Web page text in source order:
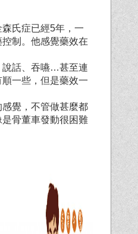
氏症已經5年，一
制。他感覺藥效在
說話、吞嚥…甚至連
一些，但是藥效一
覺，不管做甚麼都
骨董車發動很困難